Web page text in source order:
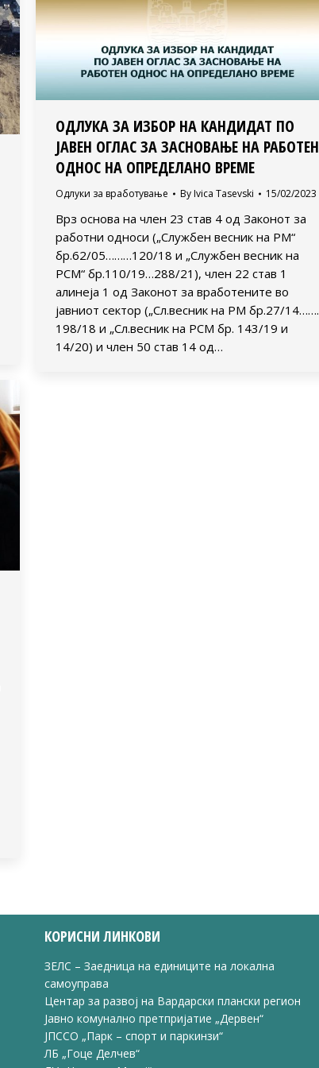
ОДЛУКА ЗА ИЗБОР НА КАНДИДАТ ПО
ЈАВЕН ОГЛАС ЗА ЗАСНОВАЊЕ НА РАБОТЕН
ОДНОС НА ОПРЕДЕЛАНО ВРЕМЕ
Одлуки за вработување By Ivica Tasevski 15/02/2023
Врз основа на член 23 став 4 од Законот за
работни односи („Службен весник на РМ“
бр.62/05………120/18 и „Службен весник на
РСМ“ бр.110/19…288/21), член 22 став 1
алинеја 1 од Законот за вработените во
јавниот сектор („Сл.весник на РМ бр.27/14…….
198/18 и „Сл.весник на РСМ бр. 143/19 и
14/20) и член 50 став 14 од…
КОРИСНИ ЛИНКОВИ
ЗЕЛС – Заедница на единиците на локална
самоуправа
Центар за развој на Вардарски плански регион
Јавно комунално претпријатие „Дервен“
ЈПССО „Парк – спорт и паркинзи“
ЛБ „Гоце Делчев“